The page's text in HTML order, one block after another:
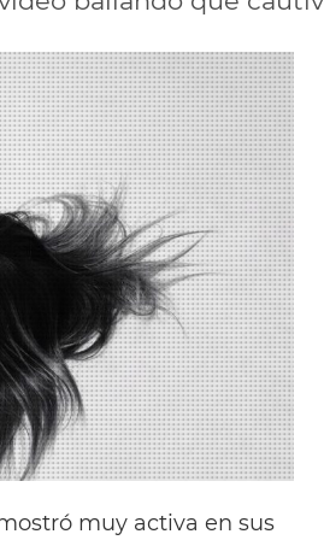
muy activa en sus